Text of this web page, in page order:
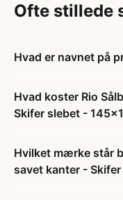
Ofte stillede
Hvad er navnet på
Hvad koster Rio
Skifer slebet -
Hvilket mærke står
savet kanter -